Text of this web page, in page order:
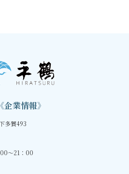
《企業情報》
多賀493
～21：00